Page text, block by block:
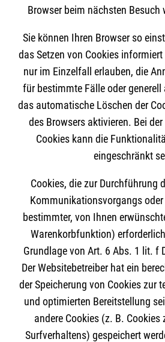
Browser beim nächsten Besuch
Sie können Ihren Browser so
das Setzen von Cookies
nur im Einzelfall erlauben, die
für bestimmte Fälle oder
das automatische Löschen der
des Browsers aktivieren. Bei
Cookies kann die
eingeschränkt
Cookies, die zur Durchführung
Kommunikationsvorgangs
bestimmter, von Ihnen
Warenkorbfunktion)
Grundlage von Art. 6 Abs. 1 lit. f
Der Websitebetreiber hat ein
der Speicherung von Cookies zur
und optimierten Bereitstellung
andere Cookies (z. B. Cookies
Surfverhaltens) gespeichert